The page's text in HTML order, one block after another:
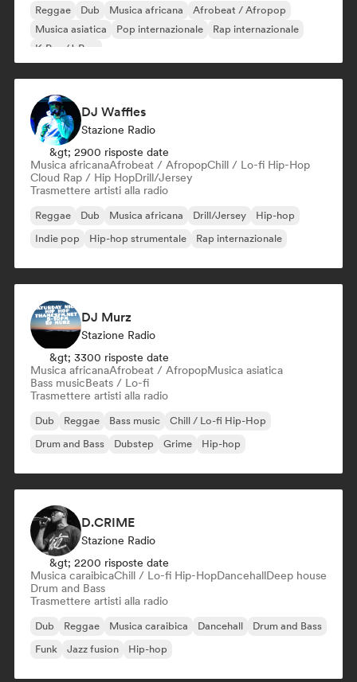
Reggae Dub Musica africana
Afrobeat / Afropop
Musica asiatica
Pop internazionale
Rap internazionale
K-Pop/J-Pop
DJ Waffles
Stazione Radio
&gt; 2900 risposte date
Musica africanaAfrobeat / AfropopChill / Lo-fi Hip-Hop
Cloud Rap / Hip HopDrill/Jersey
Trasmettere artisti alla radio
Reggae Dub Musica africana Drill/Jersey
Hip-hop
Indie pop
Hip-hop strumentale Rap internazionale
DJ Murz
Stazione Radio
&gt; 3300 risposte date
Musica africanaAfrobeat / AfropopMusica asiatica
Bass musicBeats / Lo-fi
Trasmettere artisti alla radio
Dub Reggae Bass music
Chill / Lo-fi Hip-Hop
Drum and Bass
Dubstep Grime Hip-hop
D.CRIME
Stazione Radio
&gt; 2200 risposte date
Musica caraibicaChill / Lo-fi Hip-HopDancehallDeep house
Drum and Bass
Trasmettere artisti alla radio
Dub Reggae Musica caraibica Dancehall
Drum and Bass
Funk
Jazz fusion Hip-hop